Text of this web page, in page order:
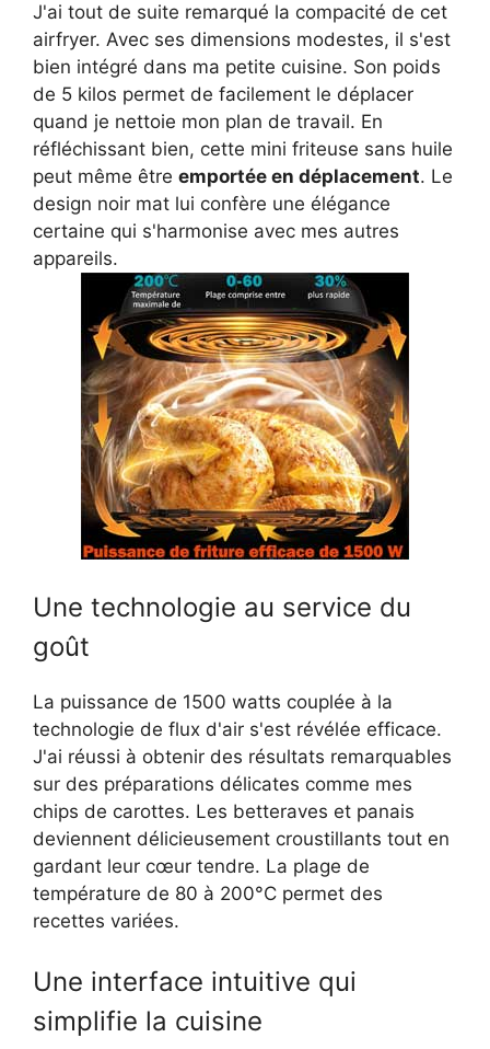
J'ai tout de suite remarqué la compacité de cet
airfryer. Avec ses dimensions modestes, il s'est
bien intégré dans ma petite cuisine. Son poids
de 5 kilos permet de facilement le déplacer
quand je nettoie mon plan de travail. En
réfléchissant bien, cette mini friteuse sans huile
peut même être emportée en déplacement. Le
design noir mat lui confère une élégance
certaine qui s'harmonise avec mes autres
appareils.
Une technologie au service du
goût
La puissance de 1500 watts couplée à la
technologie de flux d'air s'est révélée efficace.
J'ai réussi à obtenir des résultats remarquables
sur des préparations délicates comme mes
chips de carottes. Les betteraves et panais
deviennent délicieusement croustillants tout en
gardant leur cœur tendre. La plage de
température de 80 à 200°C permet des
recettes variées.
Une interface intuitive qui
simplifie la cuisine